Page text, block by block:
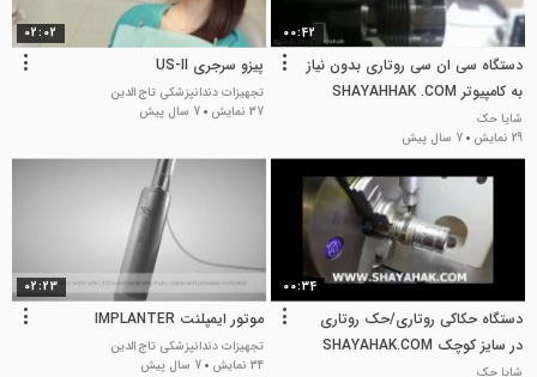
00:42
دستگاه سی ان سی روتاری بدون نیاز
به کامپیوتر SHAYAHHAK .COM
/IMC-170-R
شایا حک
29 نمایش
7 سال پیش
02:02
پیزو سرجری US-II
تجهیزات دندانپزشکی تاج الدین
37 نمایش
7 سال پیش
00:34
دستگاه حکاکی روتاری/حک روتاری
در سایز کوچک SHAYAHAK.COM
شایا حک
02:23
موتور ایمپلنت IMPLANTER
تجهیزات دندانپزشکی تاج الدین
34 نمایش
7 سال پیش